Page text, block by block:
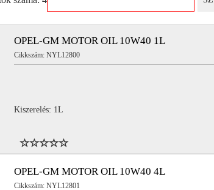
OPEL-GM MOTOR OIL 10W40 1L
Cikkszám: NYL12800
Kiszerelés: 1L
OPEL-GM MOTOR OIL 10W40 4L
Cikkszám: NYL12801